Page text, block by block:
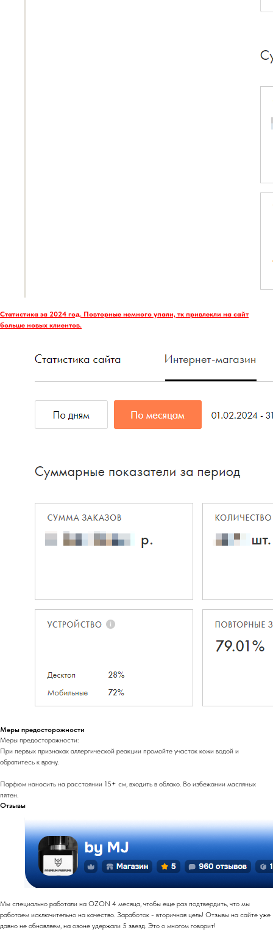
Статистика за 2024 год. Повторные немного упали, тк привлекли на сайт
больше новых клиентов.
Меры предосторожности
Меры предосторожности:
При первых признаках аллергической реакции промойте участок кожи водой и
обратитесь к врачу.
Парфюм наносить на расстоянии 15+ см, входить в облако. Во избежании масляных
пятен.
Отзывы
Мы специально работали на OZON 4 месяца, чтобы еще раз подтвердить, что мы
работаем исключительно на качество. Заработок - вторичная цель! Отзывы на сайте уже
давно не обновляем, на озоне удержали 5 звезд. Это о многом говорит!